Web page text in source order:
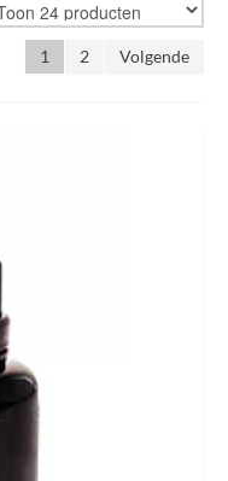
1 2 Volgende